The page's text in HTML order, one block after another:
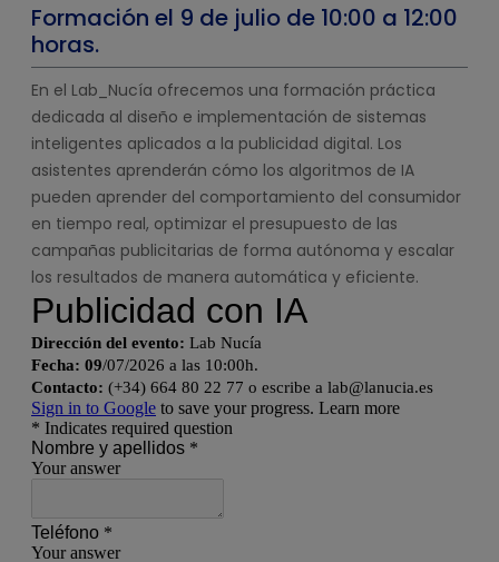
Formación el 9 de julio de 10:00 a 12:00
horas.
En el Lab_Nucía ofrecemos una formación práctica
dedicada al diseño e implementación de sistemas
inteligentes aplicados a la publicidad digital. Los
asistentes aprenderán cómo los algoritmos de IA
pueden aprender del comportamiento del consumidor
en tiempo real, optimizar el presupuesto de las
campañas publicitarias de forma autónoma y escalar
los resultados de manera automática y eficiente.